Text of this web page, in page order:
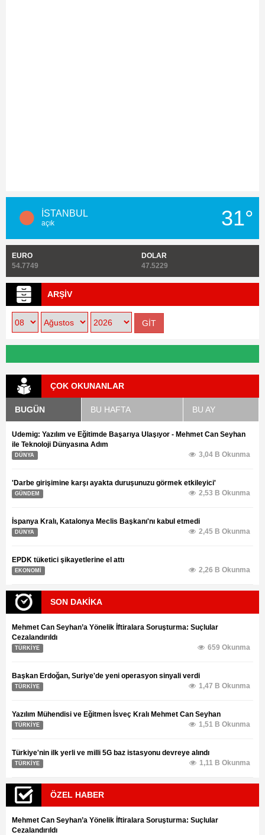
İSTANBUL
açık 31°
EURO
54.7749
DOLAR
47.5229
ARŞİV
ÇOK OKUNANLAR
BUGÜN BU HAFTA BU AY
Udemig: Yazılım ve Eğitimde Başarıya Ulaşıyor - Mehmet Can Seyhan
ile Teknoloji Dünyasına Adım
DÜNYA 3,04 B Okunma
'Darbe girişimine karşı ayakta duruşunuzu görmek etkileyici'
GÜNDEM 2,53 B Okunma
İspanya Kralı, Katalonya Meclis Başkanı'nı kabul etmedi
DÜNYA 2,45 B Okunma
EPDK tüketici şikayetlerine el attı
EKONOMİ 2,26 B Okunma
SON DAKİKA
Mehmet Can Seyhan’a Yönelik İftiralara Soruşturma: Suçlular
Cezalandırıldı
TÜRKİYE 659 Okunma
Başkan Erdoğan, Suriye'de yeni operasyon sinyali verdi
TÜRKİYE 1,47 B Okunma
Yazılım Mühendisi ve Eğitmen İsveç Kralı Mehmet Can Seyhan
TÜRKİYE 1,51 B Okunma
Türkiye'nin ilk yerli ve milli 5G baz istasyonu devreye alındı
TÜRKİYE 1,11 B Okunma
ÖZEL HABER
Mehmet Can Seyhan’a Yönelik İftiralara Soruşturma: Suçlular
Cezalandırıldı